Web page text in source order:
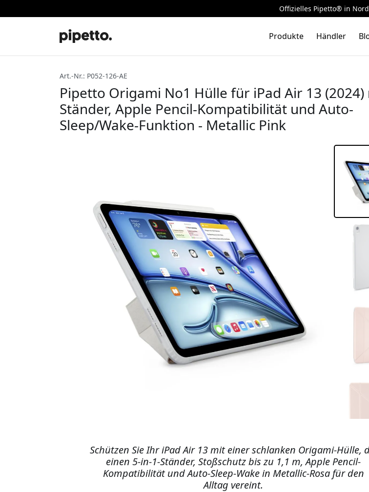
Offizielles Pipetto® in
Produkte Händler
Art.-Nr.: P052-126-AE
Pipetto Origami No1 Hülle für iPad Air 13
Ständer, Apple Pencil-Kompatibilität und Auto-
Sleep/Wake-Funktion - Metallic Pink
Schützen Sie Ihr iPad Air 13 mit einer schlanken Origami-Hülle,
einen 5-in-1-Ständer, Stoßschutz bis zu 1,1 m, Apple Pencil-
Kompatibilität und Auto-Sleep-Wake in Metallic-Rosa für den
Alltag vereint.